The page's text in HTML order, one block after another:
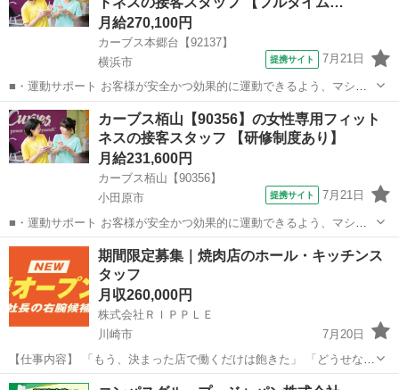
ょう！」といったお声がけをしながら、...
月給270,100円
カーブス本郷台【92137】
横浜市
提携サイト 7月21日
■・運動サポート お客様が安全かつ効果的に運動できるよう、マシン
の使い方をアドバイスします。運動が初めての方や苦手な方がほとん
どなので、難しい指導はありません。「今日はこの動きを意識しまし
ょう！」といったお声がけをしながら、...
神奈川 横浜市 その他
カーブス栢山【90356】の女性専用フィット
ネスの接客スタッフ 【研修制度あり】
月給231,600円
カーブス栢山【90356】
小田原市
提携サイト 7月21日
■・運動サポート お客様が安全かつ効果的に運動できるよう、マシン
の使い方をアドバイスします。運動が初めての方や苦手な方がほとん
どなので、難しい指導はありません。「今日はこの動きを意識しまし
ょう！」といったお声がけをしながら、...
神奈川 小田原市 その他
期間限定募集｜焼肉店のホール・キッチンス
タッフ
月収260,000円
株式会社ＲＩＰＰＬＥ
川崎市
7月20日
【仕事内容】 「もう、決まった店で働くだけは飽きた」 「どうせな
ら“つくる側”をやってみたい」 そんな人に、ちょっとワクワクする話
神奈川 川崎市 飲食